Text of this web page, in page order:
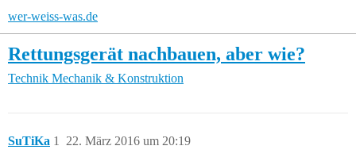
wer-weiss-was.de
Rettungsgerät nachbauen, aber wie?
Technik Mechanik & Konstruktion
SuTiKa 22. März 2016 um 20:19
1